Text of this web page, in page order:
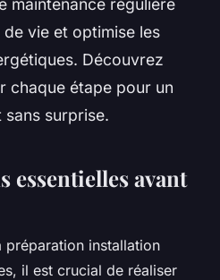
maintenance régulière
vie et optimise les
Découvrez
chaque étape pour un
surprise.
essentielles avant
préparation installation
il est crucial de réaliser